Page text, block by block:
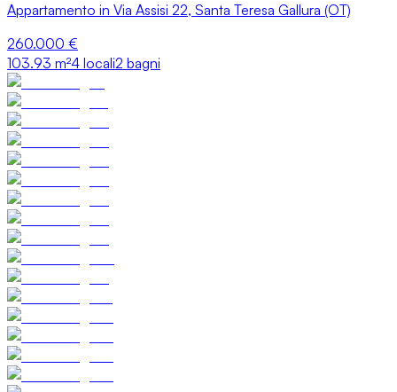
Appartamento in Via Assisi 22, Santa Teresa Gallura (OT)
260.000 €
103.93 m²4 locali2 bagni